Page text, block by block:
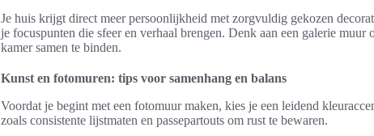
Je huis krijgt direct meer persoonlijkheid met zorgvuldig gekozen
je focuspunten die sfeer en verhaal brengen. Denk aan een galerie muur
kamer samen te binden.
Kunst en fotomuren: tips voor samenhang en balans
Voordat je begint met een fotomuur maken, kies je een leidend
zoals consistente lijstmaten en passepartouts om rust te bewaren.